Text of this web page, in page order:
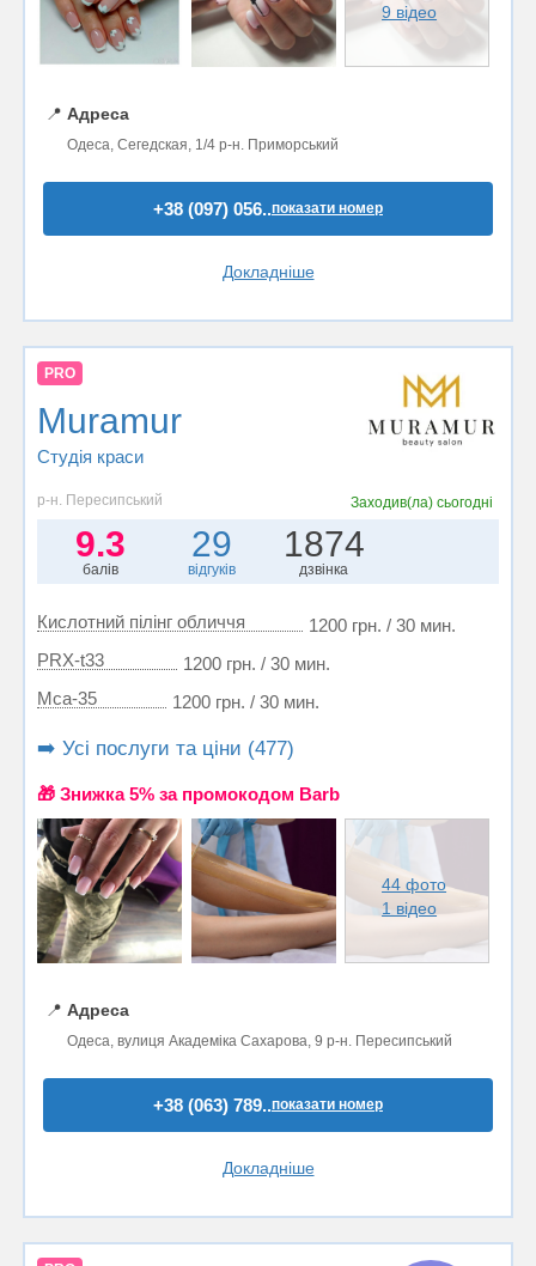
9 відео
📍 Адреса
Одеса, Сегедская, 1/4 р-н. Приморський
+38 (097) 056..показати номер
Докладніше
PRO
Muramur
Студія краси
р-н. Пересипський Заходив(ла)сьогодні
9.3
балів
29
відгуків
1874
дзвінка
Кислотний пілінг обличчя
1200 грн. / 30 мин.
PRX-t33
1200 грн. / 30 мин.
Mса-35
1200 грн. / 30 мин.
➡️ Усі послуги та ціни (477)
🎁 Знижка 5% за промокодом Barb
44 фото
1 відео
📍 Адреса
Одеса, вулиця Академіка Сахарова, 9 р-н. Пересипський
+38 (063) 789..показати номер
Докладніше